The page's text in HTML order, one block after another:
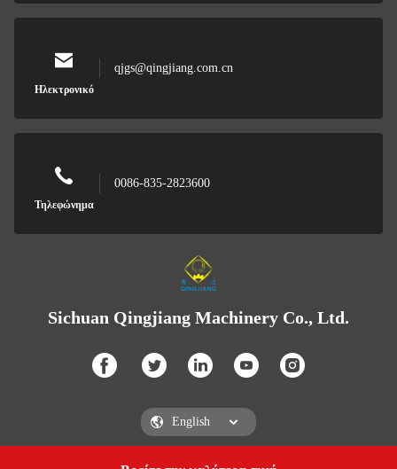
Ηλεκτρονικό
qjgs@qingjiang.com.cn
Τηλεφώνημα
0086-835-2823600
Sichuan Qingjiang Machinery Co., Ltd.